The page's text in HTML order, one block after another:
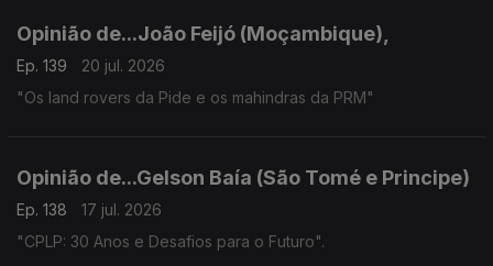
Opinião de...João Feijó (Moçambique),
Ep. 139
20 jul. 2026
"Os land rovers da Pide e os mahindras da PRM"
Opinião de...Gelson Baía (São Tomé e Principe)
Ep. 138
17 jul. 2026
"CPLP: 30 Anos e Desafios para o Futuro".